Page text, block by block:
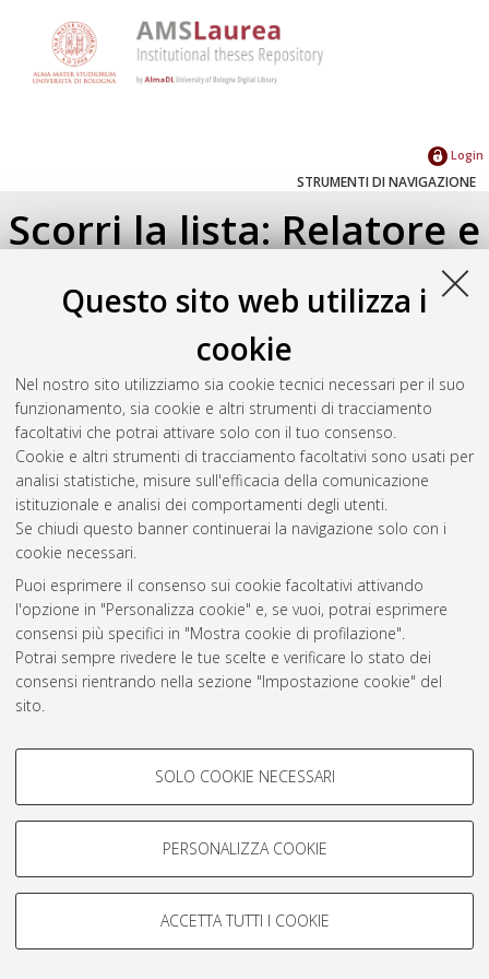
Questo sito web utilizza i
cookie
Nel nostro sito utilizziamo sia cookie tecnici necessari per il suo
funzionamento, sia cookie e altri strumenti di tracciamento
facoltativi che potrai attivare solo con il tuo consenso.
Cookie e altri strumenti di tracciamento facoltativi sono usati per
analisi statistiche, misure sull'efficacia della comunicazione
istituzionale e analisi dei comportamenti degli utenti.
Se chiudi questo banner continuerai la navigazione solo con i
cookie necessari.
Puoi esprimere il consenso sui cookie facoltativi attivando
l'opzione in "Personalizza cookie" e, se vuoi, potrai esprimere
consensi più specifici in "Mostra cookie di profilazione".
Potrai sempre rivedere le tue scelte e verificare lo stato dei
consensi rientrando nella sezione "Impostazione cookie" del
sito.
COOKIE DI PROFILAZIONE -
Si tratta di cookie utilizzati per analizzare le caratteristiche della
navigazione degli utenti, creare profili in base al loro comportamento
Mostra cookie di profilazione
COOKIE TECNICI - NECESSARI
SOLO COOKIE NECESSARI
PERSONALIZZA COOKIE
ACCETTA TUTTI I COOKIE
Login
STRUMENTI DI NAVIGAZIONE
Scorri la lista: Relatore e
Correlatore
Seleziona un valore dall'elenco sottostante.
2020(1)
Atom
Rss 1.0
Rss 2.0
AMS Laurea
Servizio implementato e gestito da AlmaDL
Impostazioni Cookie
© ALMA MATER STUDIORUM - Università di Bologna, 2007-2026.